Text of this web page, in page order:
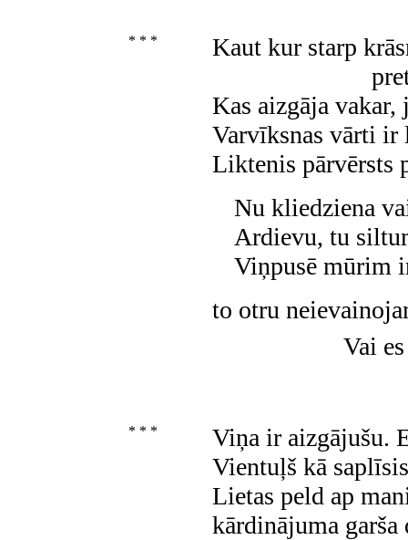
* * *
Kaut kur starp
Kas aizgāja vakar,
Varvīksnas vārti ir
Liktenis pārvērsts
Nu kliedziena
Ardievu, tu
Viņpusē mūrim
to otru
Vai
* * *
Viņa ir aizgājušu.
Vientuļš kā
Lietas peld ap
kārdinājuma garša